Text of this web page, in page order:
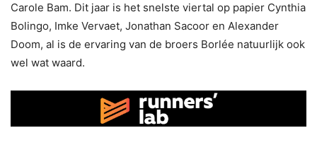
Carole Bam. Dit jaar is het snelste viertal op papier Cynthia
Bolingo, Imke Vervaet, Jonathan Sacoor en Alexander
Doom, al is de ervaring van de broers Borlée natuurlijk ook
wel wat waard.